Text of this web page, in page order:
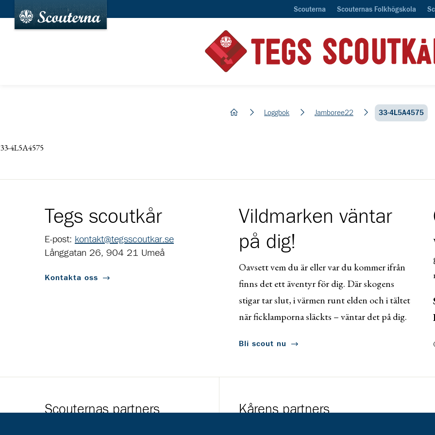
Scouterna Scouternas Folkhögskola
hem Loggbok Jamboree22 33-4L5A4575
33-4L5A4575
Tegs scoutkår
E-post: kontakt@tegsscoutkar.se
Långgatan 26, 904 21 Umeå
Kontakta oss
Vildmarken väntar
på dig!
Oavsett vem du är eller var du kommer ifrån
finns det ett äventyr för dig. Där skogens
stigar tar slut, i värmen runt elden och i tältet
när ficklamporna släckts – väntar det på dig.
Bli scout nu
Scouternas partners Kårens partners